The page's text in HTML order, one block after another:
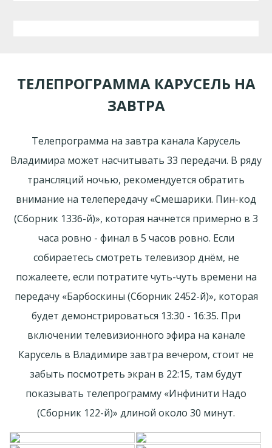
ТЕЛЕПРОГРАММА КАРУСЕЛЬ НА
ЗАВТРА
Телепрограмма на завтра канала Карусель
Владимира может насчитывать 33 передачи. В ряду
трансляций ночью, рекомендуется обратить
внимание на телепередачу «Смешарики. Пин-код
(Сборник 1336-й)», которая начнется примерно в 3
часа ровно - финал в 5 часов ровно. Если
собираетесь смотреть телевизор днём, не
пожалеете, если потратите чуть-чуть времени на
передачу «Барбоскины (Сборник 2452-й)», которая
будет демонстрироваться 13:30 - 16:35. При
включении телевизионного эфира на канале
Карусель в Владимире завтра вечером, стоит не
забыть посмотреть экран в 22:15, там будут
показывать телепрограмму «Инфинити Надо
(Сборник 122-й)» длиной около 30 минут.